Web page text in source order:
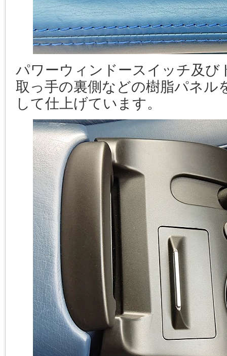
パワーウィンドースイッチ及び
取っ手の裏側などの樹脂パネル
して仕上げています。